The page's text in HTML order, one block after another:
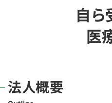
自ら
医
法人概要